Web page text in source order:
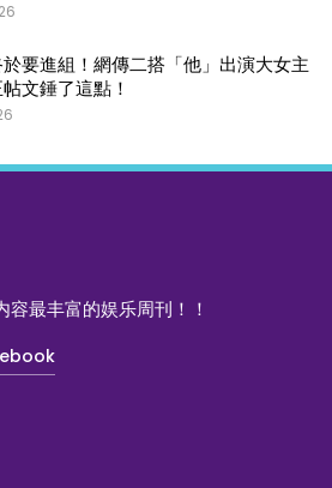
要進組！網傳二搭「他」出演大女主
文錘了這點！
最丰富的娱乐周刊！！